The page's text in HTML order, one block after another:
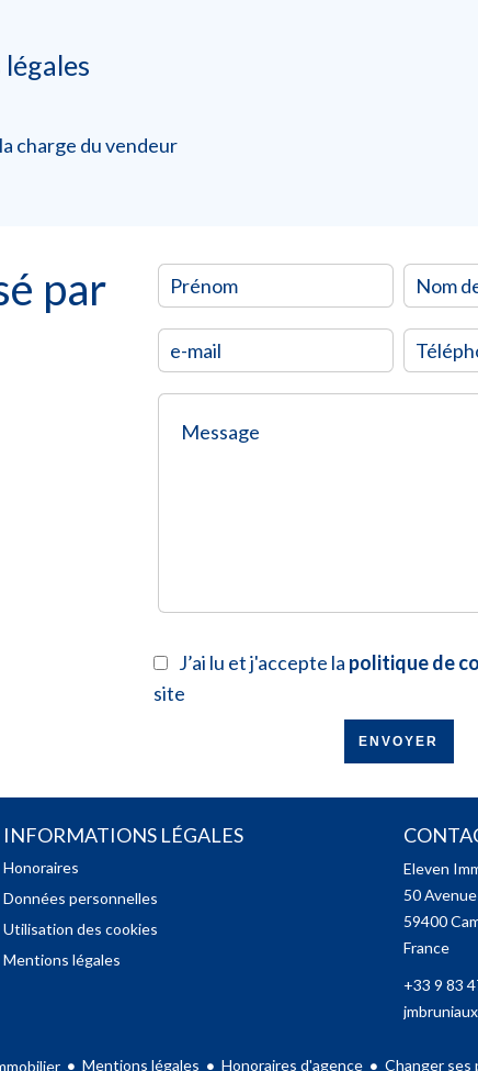
charge du vendeur
par
J’ai lu et j'accepte la politique de
site
ENVOYER
INFORMATIONS LÉGALES
Honoraires
Données personnelles
Utilisation des cookies
Mentions légales
Eleven
50
59400
France
+33 9 83
Mentions légales Honoraires d'agence Changer ses